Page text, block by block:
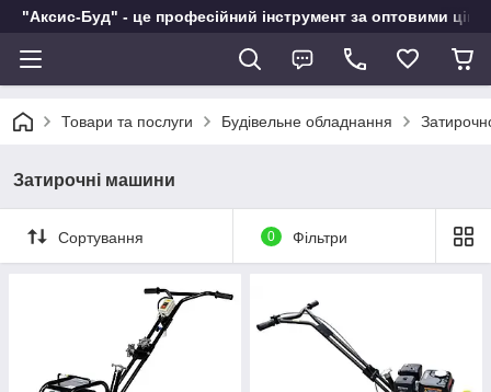
"Аксис-Буд" - це професійний інструмент за оптовими
Товари та послуги Будівельне обладнання
Затирочні машини
Сортування 0 Фільтри